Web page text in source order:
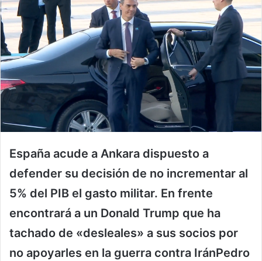
España acude a Ankara dispuesto a
defender su decisión de no incrementar al
5% del PIB el gasto militar. En frente
encontrará a un Donald Trump que ha
tachado de «desleales» a sus socios por
no apoyarles en la guerra contra IránPedro